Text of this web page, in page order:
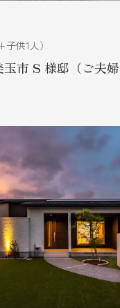
供1人）
玉市 S 様邸（ご夫